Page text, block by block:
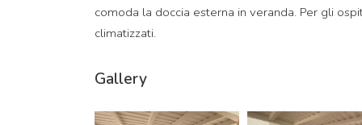
comoda la doccia esterna in veranda. Per gli
climatizzati.
Gallery